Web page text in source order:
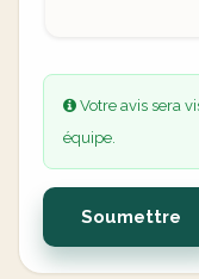
Votre avis sera
équipe.
Soumettre